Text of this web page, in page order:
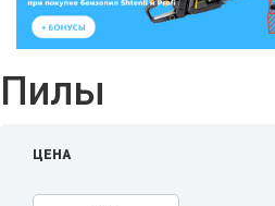
Пилы
ЦЕНА